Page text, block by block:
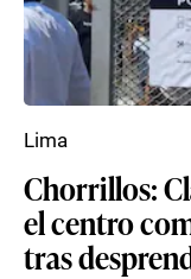
Chorrillos:
el centro
tras
Lima